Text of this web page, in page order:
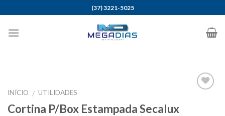
to
content
(37) 3221-5025
INÍCIO / UTILIDADES
Cortina P/Box Estampada Secalux